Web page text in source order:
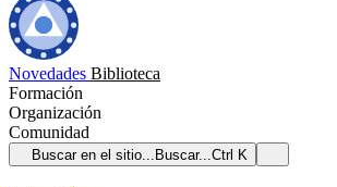
Novedades Biblioteca
Formación
Organización
Comunidad
Buscar en el sitio... Buscar...Ctrl K